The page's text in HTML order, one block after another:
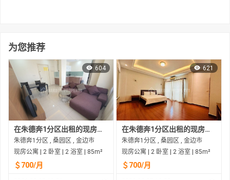
为您推荐
604
在朱德奔1分区出租的现房公寓
朱德奔1分区 , 桑园区 , 金边市
现房公寓 | 2 卧室 | 2 浴室 | 85m²
＄700/月
621
在朱德奔1分区出租的现房公寓
朱德奔1分区 , 桑园区 , 金边市
现房公寓 | 2 卧室 | 2 浴室 | 85m²
＄700/月